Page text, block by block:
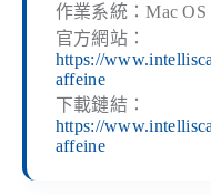
作業系統：Mac OS
官方網站：
https://
affeine
下載鏈結：
https://
affeine